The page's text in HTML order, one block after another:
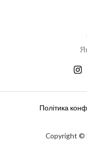
Політика
Copyright ©